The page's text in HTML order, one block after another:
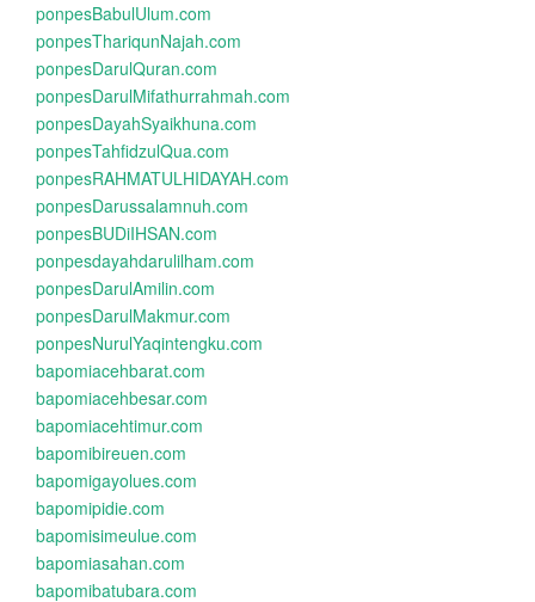
ponpesBabulUlum.com
ponpesThariqunNajah.com
ponpesDarulQuran.com
ponpesDarulMifathurrahmah.com
ponpesDayahSyaikhuna.com
ponpesTahfidzulQua.com
ponpesRAHMATULHIDAYAH.com
ponpesDarussalamnuh.com
ponpesBUDiIHSAN.com
ponpesdayahdarulilham.com
ponpesDarulAmilin.com
ponpesDarulMakmur.com
ponpesNurulYaqintengku.com
bapomiacehbarat.com
bapomiacehbesar.com
bapomiacehtimur.com
bapomibireuen.com
bapomigayolues.com
bapomipidie.com
bapomisimeulue.com
bapomiasahan.com
bapomibatubara.com